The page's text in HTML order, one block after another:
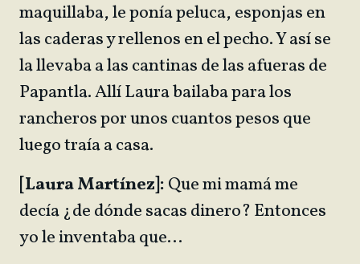
maquillaba, le ponía peluca, esponjas en
las caderas y rellenos en el pecho. Y así se
la llevaba a las cantinas de las afueras de
Papantla. Allí Laura bailaba para los
rancheros por unos cuantos pesos que
luego traía a casa.
[Laura Martínez]:Que mi mamá me
decía ¿de dónde sacas dinero? Entonces
yo le inventaba que…